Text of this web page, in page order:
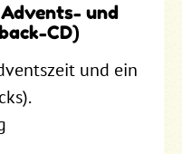
und
CD)
und ein